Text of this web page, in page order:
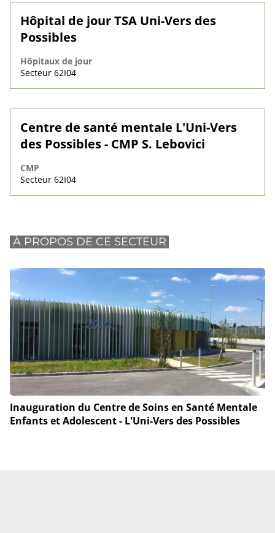
Hôpital de jour TSA Uni-Vers des
Possibles
Hôpitaux de jour
Secteur 62I04
Centre de santé mentale L'Uni-Vers
des Possibles - CMP S. Lebovici
CMP
Secteur 62I04
À PROPOS DE CE SECTEUR
Inauguration du Centre de Soins en Santé Mentale
Enfants et Adolescent - L'Uni-Vers des Possibles